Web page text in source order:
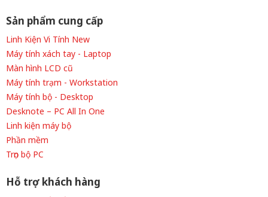
Sản phẩm cung cấp
Linh Kiện Vi Tính New
Máy tính xách tay - Laptop
Màn hình LCD cũ
Máy tính trạm - Workstation
Máy tính bộ - Desktop
Desknote – PC All In One
Linh kiện máy bộ
Phần mềm
Trọn bộ PC
Hỗ trợ khách hàng